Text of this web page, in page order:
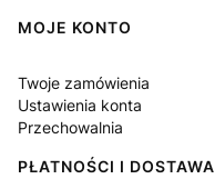
MOJE KONTO
Twoje zamówienia
Ustawienia konta
Przechowalnia
PŁATNOŚCI I DOSTAWA